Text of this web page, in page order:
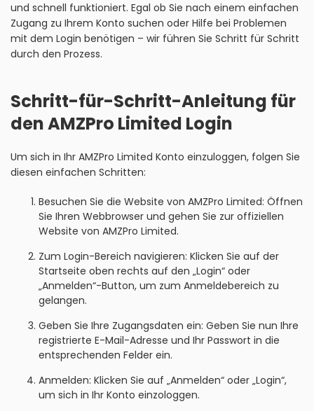
und schnell funktioniert. Egal ob Sie nach einem einfachen
Zugang zu Ihrem Konto suchen oder Hilfe bei Problemen
mit dem Login benötigen – wir führen Sie Schritt für Schritt
durch den Prozess.
Schritt-für-Schritt-Anleitung für
den AMZPro Limited Login
Um sich in Ihr AMZPro Limited Konto einzuloggen, folgen Sie
diesen einfachen Schritten:
Besuchen Sie die Website von AMZPro Limited: Öffnen
Sie Ihren Webbrowser und gehen Sie zur offiziellen
Website von AMZPro Limited.
Zum Login-Bereich navigieren: Klicken Sie auf der
Startseite oben rechts auf den „Login“ oder
„Anmelden“-Button, um zum Anmeldebereich zu
gelangen.
Geben Sie Ihre Zugangsdaten ein: Geben Sie nun Ihre
registrierte E-Mail-Adresse und Ihr Passwort in die
entsprechenden Felder ein.
Anmelden: Klicken Sie auf „Anmelden“ oder „Login“,
um sich in Ihr Konto einzologgen.